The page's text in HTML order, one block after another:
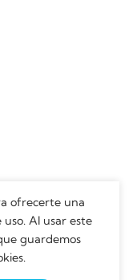
ofrecerte una
Al usar este
guardemos